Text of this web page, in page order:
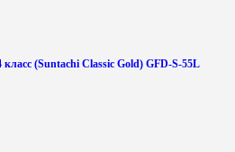
(Suntachi Classic Gold) GFD-S-55L